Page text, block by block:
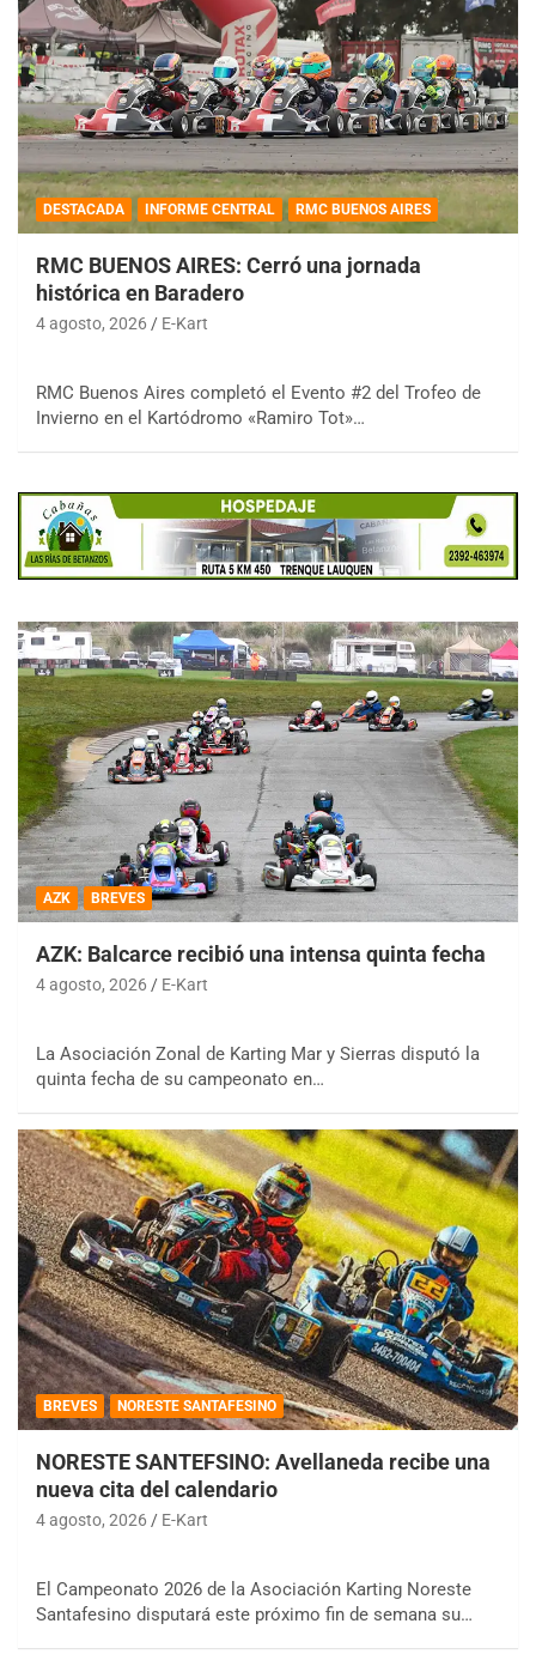
DESTACADA INFORME CENTRAL RMC BUENOS AIRES
RMC BUENOS AIRES: Cerró una jornada
histórica en Baradero
4 agosto, 2026 E-Kart
RMC Buenos Aires completó el Evento #2 del Trofeo de
Invierno en el Kartódromo «Ramiro Tot»…
AZK BREVES
AZK: Balcarce recibió una intensa quinta fecha
4 agosto, 2026 E-Kart
La Asociación Zonal de Karting Mar y Sierras disputó la
quinta fecha de su campeonato en…
BREVES NORESTE SANTAFESINO
NORESTE SANTEFSINO: Avellaneda recibe una
nueva cita del calendario
4 agosto, 2026 E-Kart
El Campeonato 2026 de la Asociación Karting Noreste
Santafesino disputará este próximo fin de semana su…